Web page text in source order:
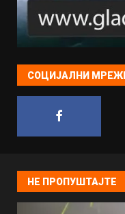
СОЦИЈАЛНИ
НЕ ПРОПУШТАЈТЕ